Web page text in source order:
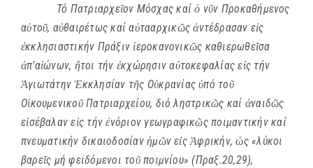
Τό Πατριαρχεῖον Μόσχας καίὁ νῦν Προκαθήμενος
αὐτοῦ, αὐθαιρέτως καί αὐτααρχικῶςἀντέδρασαν εἰς
ἐκκλησιαστικήν Πράξιν ἱεροκανονικῶς καθιερωθεῖσα
ἀπ’αἰώνων, ἤτοι τήν ἐκχώρησιν αὐτοκεφαλίας εἰς τήν
ἉγιωτάτηνἘκκλησίαν τῆς Οὐκρανίαςὑπό τοῦ
ΟἰκουμενικοῦΠατριαρχείου, διό ληστρικῶς καί ἀναιδῶς
εἰσέβαλαν εἰς τήνἐνόριον γεωγραφικῶς ποιμαντικήν καί
πνευματικήν δικαιοδοσίαν ἡμῶν εἰςἈφρικήν,ὡς «λύκοι
βαρεῖς μή φειδόμενοι τοῦποιμνίου» (Πραξ.20,29),